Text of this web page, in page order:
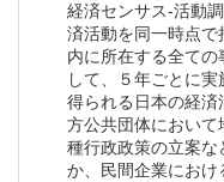
経済センサス‐活動
済活動を同一時点で
内に所在する全ての
して、５年ごとに
得られる日本の経
方公共団体において
種行政政策の立案な
か、民間企業にお